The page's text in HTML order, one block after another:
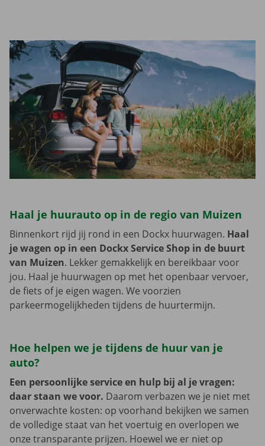
Haal je huurauto op in de regio van Muizen
Binnenkort rijd jij rond in een Dockx huurwagen. Haal
je wagen op in een Dockx Service Shop in de buurt
van Muizen. Lekker gemakkelijk en bereikbaar voor
jou. Haal je huurwagen op met het openbaar vervoer,
de fiets of je eigen wagen. We voorzien
parkeermogelijkheden tijdens de huurtermijn.
Hoe helpen we je tijdens de huur van je
auto?
Een persoonlijke service en hulp bij al je vragen:
daar staan we voor. Daarom verbazen we je niet met
onverwachte kosten: op voorhand bekijken we samen
de volledige staat van het voertuig en overlopen we
onze transparante prijzen. Hoewel we er niet op